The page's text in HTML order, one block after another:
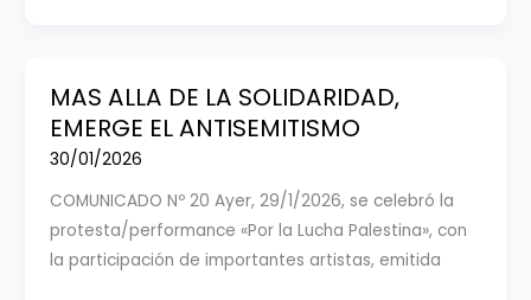
y
el
cuestionamiento
su
universalidad
MAS ALLA DE LA SOLIDARIDAD,
EMERGE EL ANTISEMITISMO
30/01/2026
COMUNICADO Nº 20 Ayer, 29/1/2026, se celebró la
protesta/performance «Por la Lucha Palestina», con
la participación de importantes artistas, emitida